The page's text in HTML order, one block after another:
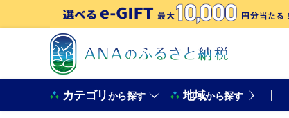
カテゴリから探す 地域から探す